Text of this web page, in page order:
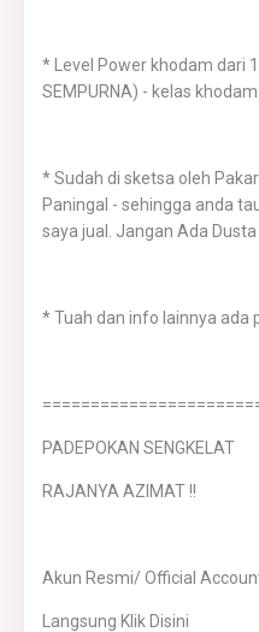
* Level Power khodam dari
SEMPURNA) - kelas khodam
* Sudah di sketsa oleh
Paningal - sehingga anda
saya jual. Jangan Ada
* Tuah dan info lainnya ada
PADEPOKAN SENGKELAT
RAJANYA AZIMAT !!
Akun Resmi/ Official
Langsung Klik Disini